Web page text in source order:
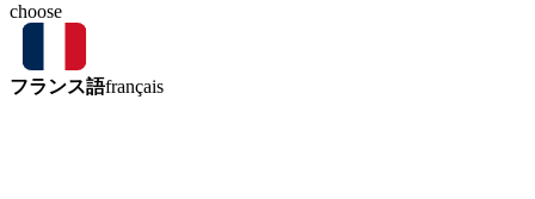
choose
フランス語français